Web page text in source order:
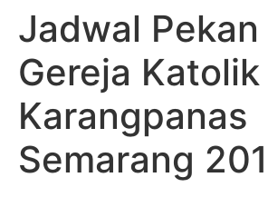
Jadwal Pekan
Gereja Katolik
Karangpanas
Semarang